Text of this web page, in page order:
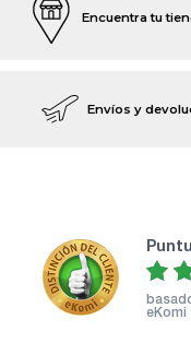
Encuentra tu
Envíos y
eKomi